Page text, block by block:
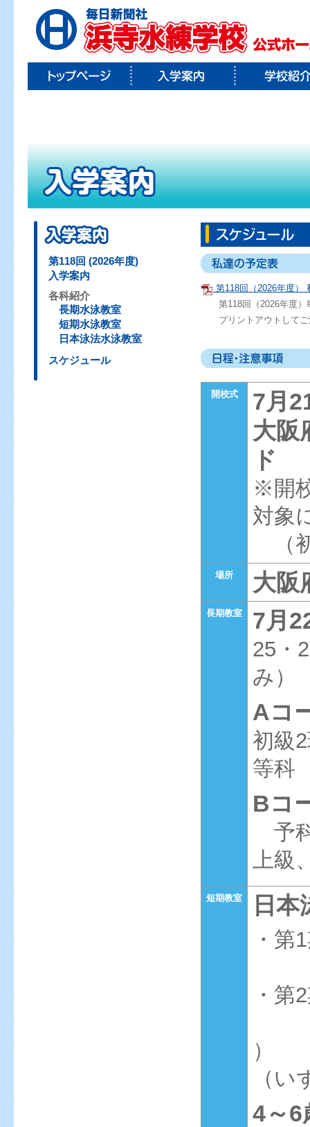
第118回 (2026年度)
入学案内
各科紹介
長期水泳教室
短期水泳教室
日本泳法水泳教室
スケジュール
第118回（2026年度）
第118回（2026年度）
プリントアウトしてご
開校式
7月
大阪
ド
※開
対象
（
場所 大阪
長期教室 7月
25・
み）
Aコ
初級
等科
Bコ
予
上級
短期教室 日本
・
・
）
（
4～6